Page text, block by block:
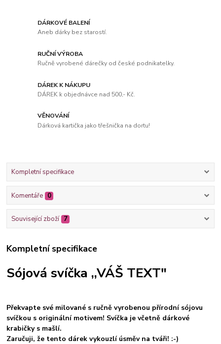
DÁRKOVÉ BALENÍ
Aneb dárky bez starostí.
RUČNÍ VÝROBA
Ručně vyrobené dárečky od české podnikatelky.
DÁREK K NÁKUPU
DÁREK k objednávce nad 500,- Kč.
VĚNOVÁNÍ
Dárková kartička jako třešnička na dortu!
Kompletní specifikace
Komentáře 0
Související zboží 7
Kompletní specifikace
Sójová svíčka ,,VÁŠ TEXT"
Překvapte své milované s ručně vyrobenou přírodní sójovu
svíčkou s originální motivem! Svíčka je včetně dárkové
krabičky s mašlí.
Zaručuji, že tento dárek vykouzlí úsměv na tváři! :-)